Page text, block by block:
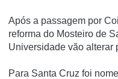
Após a passagem por
reforma do Mosteiro de
Universidade vão alterar
Para Santa Cruz foi